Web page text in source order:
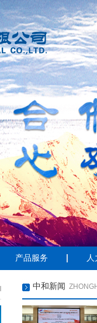
产品服务 人
中和新闻